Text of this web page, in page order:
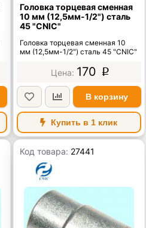
Головка торцевая сменная
10 мм (12,5мм-1/2") сталь
45 "CNIC"
Головка торцевая сменная 10
мм (12,5мм-1/2") сталь 45 "CNIC"
170 p
В корзину
Купить в 1 клик
Код товара: 27441